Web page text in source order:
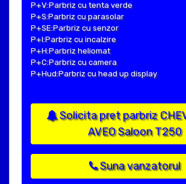
P+V:Parbriz cu tenta verde
P+S:Parbriz cu parasolar
P+SE:Parbriz cu senzor
P+I:Parbriz cu incalzire
P+H:Parbriz heliomat
P+C:Parbriz cu camera
P+Hud:Parbriz cu head up display
Solicita pret parbriz
AVEO Saloon T250
Suna vanzatorul